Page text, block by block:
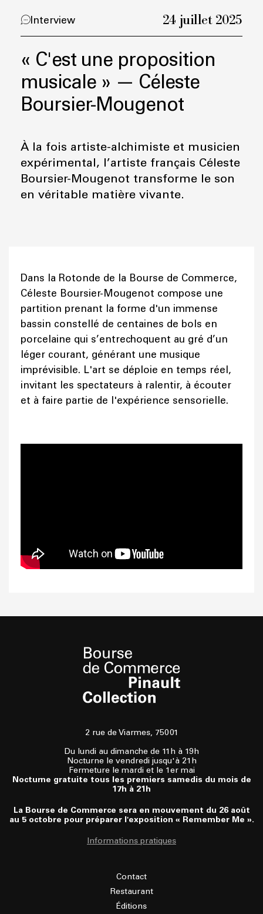
Interview 24 juillet 2025
« C'est une proposition
musicale » — Céleste
Boursier-Mougenot
À la fois artiste-alchimiste et musicien
expérimental, l’artiste français Céleste
Boursier-Mougenot transforme le son
en véritable matière vivante.
Dans la Rotonde de la Bourse de Commerce,
Céleste Boursier-Mougenot compose une
partition prenant la forme d'un immense
bassin constellé de centaines de bols en
porcelaine qui s’entrechoquent au gré d’un
léger courant, générant une musique
imprévisible. L'art se déploie en temps réel,
invitant les spectateurs à ralentir, à écouter
et à faire partie de l'expérience sensorielle.
2 rue de Viarmes, 75001
Du lundi au dimanche de 11h à 19h
Nocturne le vendredi jusqu'à 21h
Fermeture le mardi et le 1er mai
Nocturne gratuite tous les premiers samedis du mois de
17h à 21h
La Bourse de Commerce sera en mouvement du 26 août
au 5 octobre pour préparer l'exposition « Remember Me ».
Informations pratiques
Contact
Restaurant
Éditions